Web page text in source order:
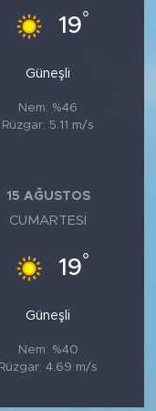
19°
Güneşli
Nem: %46
Rüzgar: 5.11 m/s
15 AĞUSTOS
CUMARTESI
19°
Güneşli
Nem: %40
Rüzgar: 4.69 m/s